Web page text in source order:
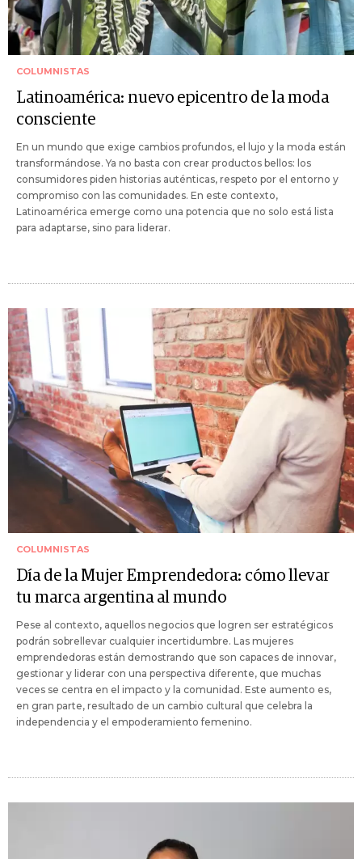
COLUMNISTAS
Latinoamérica: nuevo epicentro de la moda
consciente
En un mundo que exige cambios profundos, el lujo y la moda están
transformándose. Ya no basta con crear productos bellos: los
consumidores piden historias auténticas, respeto por el entorno y
compromiso con las comunidades. En este contexto,
Latinoamérica emerge como una potencia que no solo está lista
para adaptarse, sino para liderar.
COLUMNISTAS
Día de la Mujer Emprendedora: cómo llevar
tu marca argentina al mundo
Pese al contexto, aquellos negocios que logren ser estratégicos
podrán sobrellevar cualquier incertidumbre. Las mujeres
emprendedoras están demostrando que son capaces de innovar,
gestionar y liderar con una perspectiva diferente, que muchas
veces se centra en el impacto y la comunidad. Este aumento es,
en gran parte, resultado de un cambio cultural que celebra la
independencia y el empoderamiento femenino.